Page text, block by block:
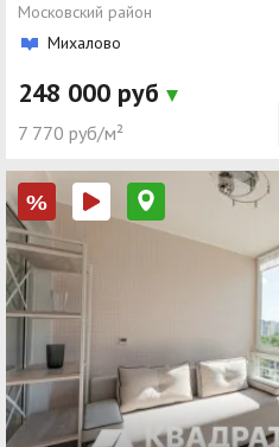
Московский район
Михалово
248 000 руб
7 770 руб/м²
%